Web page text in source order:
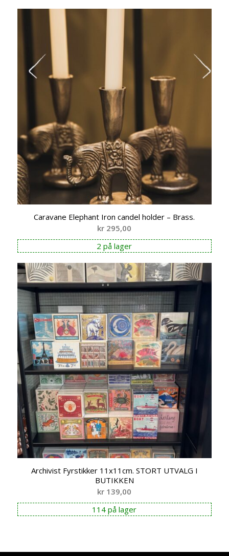
Caravane Elephant Iron candel holder – Brass.
kr 295,00
2 på lager
Archivist Fyrstikker 11x11cm. STORT UTVALG I
BUTIKKEN
kr 139,00
114 på lager